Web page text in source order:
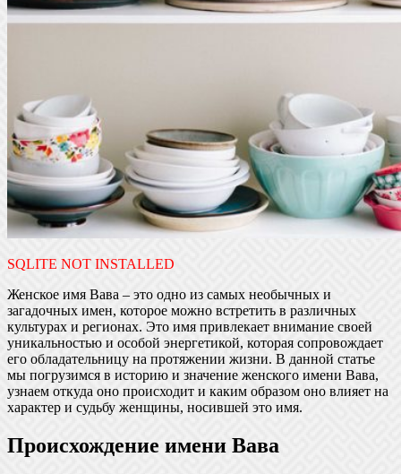
SQLITE NOT INSTALLED
Женское имя Вава – это одно из самых необычных и
загадочных имен, которое можно встретить в различных
культурах и регионах. Это имя привлекает внимание своей
уникальностью и особой энергетикой, которая сопровождает
его обладательницу на протяжении жизни. В данной статье
мы погрузимся в историю и значение женского имени Вава,
узнаем откуда оно происходит и каким образом оно влияет на
характер и судьбу женщины, носившей это имя.
Происхождение имени Вава